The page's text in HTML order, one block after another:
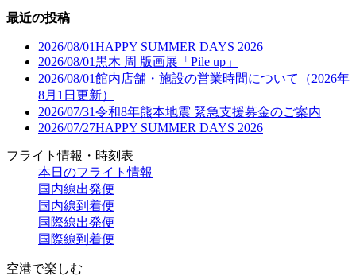
最近の投稿
2026/08/01HAPPY SUMMER DAYS 2026
2026/08/01黒木 周 版画展「Pile up」
2026/08/01館内店舗・施設の営業時間について（2026年
8月1日更新）
2026/07/31令和8年熊本地震 緊急支援募金のご案内
2026/07/27HAPPY SUMMER DAYS 2026
フライト情報・時刻表
本日のフライト情報
国内線出発便
国内線到着便
国際線出発便
国際線到着便
空港で楽しむ